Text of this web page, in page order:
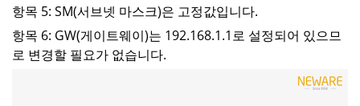
항목 5: SM(서브넷 마스크)은 고정값입니다.
항목 6: GW(게이트웨이)는 192.168.1.1로 설정되어 있으므
로 변경할 필요가 없습니다.